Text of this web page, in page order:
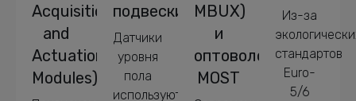
Acquisition
and
Actuation
Modules)
подвески
Датчики
уровня
пола
используются
MBUX)
и
оптоволокно
MOST
Из-за
стандартов
Euro-
5/6